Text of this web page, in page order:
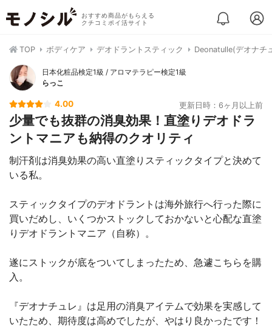
おすすめ商品がもらえる
クチコミポイ活サイト
TOP ボディケア デオドラントスティック Deonatulle(デオナチ
日本化粧品検定1級 / アロマテラピー検定1級
らっこ
4.00 更新日時：6ヶ月以上前
少量でも抜群の消臭効果！直塗りデオドラ
ントマニアも納得のクオリティ
制汗剤は消臭効果の高い直塗りスティックタイプと決めて
いる私。
スティックタイプのデオドラントは海外旅行へ行った際に
買いだめし、いくつかストックしておかないと心配な直塗
りデオドラントマニア（自称）。
遂にストックが底をついてしまったため、急遽こちらを購
入。
『デオナチュレ』は足用の消臭アイテムで効果を実感して
いたため、期待度は高めでしたが、やはり良かったです！